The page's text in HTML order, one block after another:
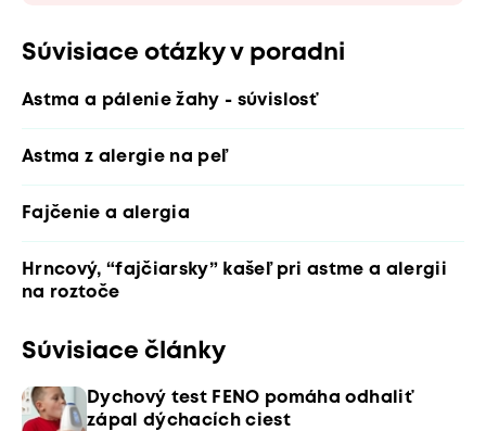
Súvisiace otázky v poradni
Astma a pálenie žahy - súvislosť
Astma z alergie na peľ
Fajčenie a alergia
Hrncový, “fajčiarsky” kašeľ pri astme a alergii
na roztoče
Súvisiace články
Dychový test FENO pomáha odhaliť
zápal dýchacích ciest